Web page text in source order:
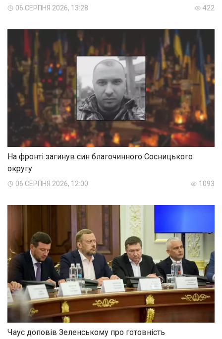
06 СЕРПНЯ 2026, 13:28 422
На фронті загинув син благочинного Сосницького
округу
06 СЕРПНЯ 2026, 12:00 1093
Чаус доповів Зеленському про готовність